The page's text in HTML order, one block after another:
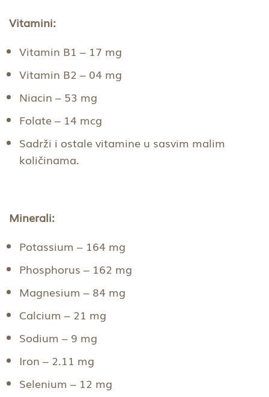
Vitamini:
Vitamin B1 – 17 mg
Vitamin B2 – 04 mg
Niacin – 53 mg
Folate – 14 mcg
Sadrži i ostale vitamine u sasvim malim
količinama.
Minerali:
Potassium – 164 mg
Phosphorus – 162 mg
Magnesium – 84 mg
Calcium – 21 mg
Sodium – 9 mg
Iron – 2.11 mg
Selenium – 12 mg